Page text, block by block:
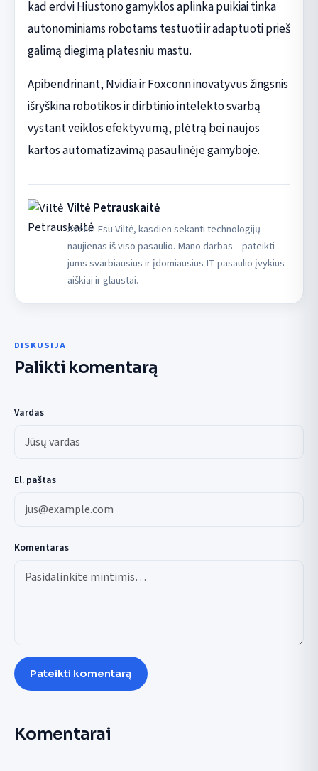
kad erdvi Hiustono gamyklos aplinka puikiai tinka
autonominiams robotams testuoti ir adaptuoti prieš
galimą diegimą platesniu mastu.
Apibendrinant, Nvidia ir Foxconn inovatyvus žingsnis
išryškina robotikos ir dirbtinio intelekto svarbą
vystant veiklos efektyvumą, plėtrą bei naujos
kartos automatizavimą pasaulinėje gamyboje.
Viltė Petrauskaitė
Sveiki! Esu Viltė, kasdien sekanti technologijų
naujienas iš viso pasaulio. Mano darbas – pateikti
jums svarbiausius ir įdomiausius IT pasaulio įvykius
aiškiai ir glaustai.
DISKUSIJA
Palikti komentarą
Vardas
El. paštas
Komentaras
Pateikti komentarą
Komentarai